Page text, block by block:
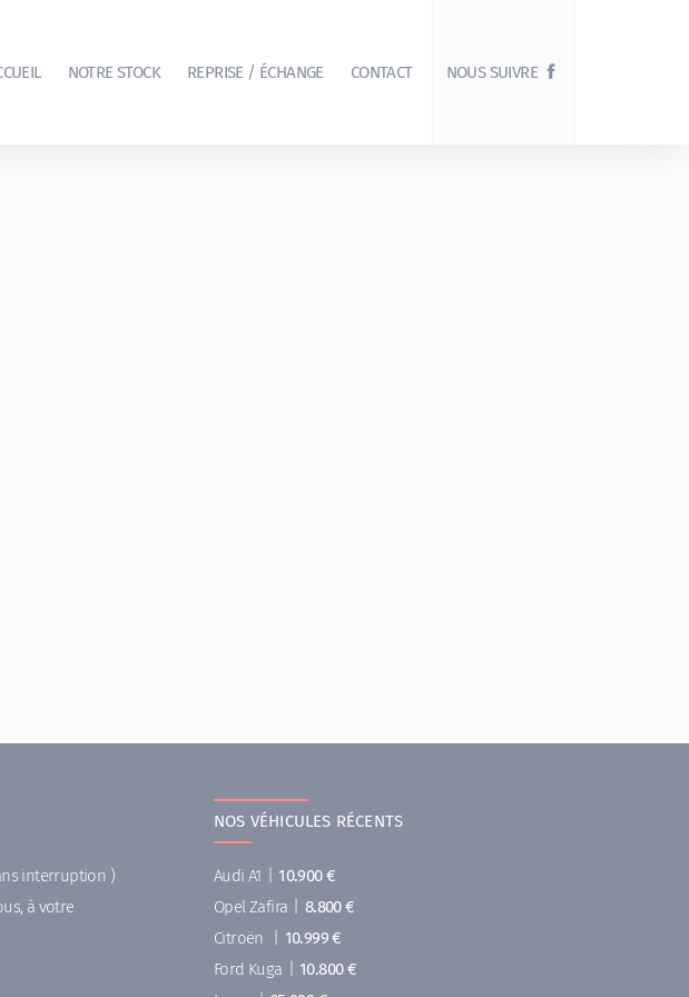
NOTRE STOCK REPRISE / ÉCHANGE CONTACT NOUS SUIVRE
interruption )
à votre
NOS VÉHICULES RÉCENTS
Audi A1
10.900 €
Opel Zafira
8.800 €
Citroën
10.999 €
Ford Kuga
10.800 €